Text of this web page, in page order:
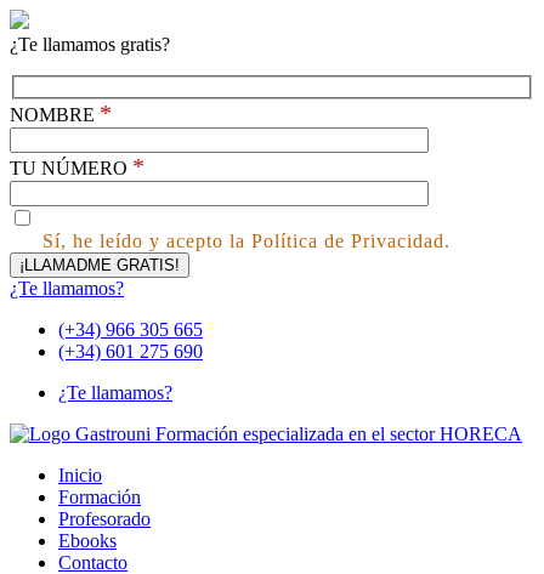
¿Te llamamos gratis?
NOMBRE *
TU NÚMERO *
Sí, he leído y acepto la Política de Privacidad.
¿Te llamamos?
(+34) 966 305 665
(+34) 601 275 690
¿Te llamamos?
Inicio
Formación
Profesorado
Ebooks
Contacto